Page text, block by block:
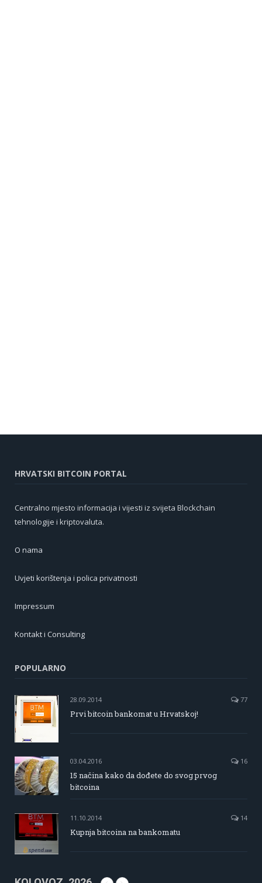
HRVATSKI BITCOIN PORTAL
Centralno mjesto informacija i vijesti iz svijeta Blockchain
tehnologije i kriptovaluta.
O nama
Uvjeti korištenja i polica privatnosti
Impressum
Kontakt i Consulting
POPULARNO
28.09.2014 77
Prvi bitcoin bankomat u Hrvatskoj!
03.04.2016 16
15 načina kako da dođete do svog prvog
bitcoina
11.10.2014 14
Kupnja bitcoina na bankomatu